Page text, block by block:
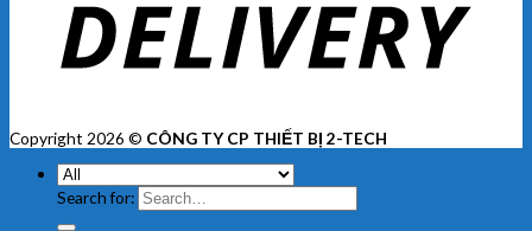
Copyright 2026 © CÔNG TY CP THIẾT BỊ 2-TECH
Search for: